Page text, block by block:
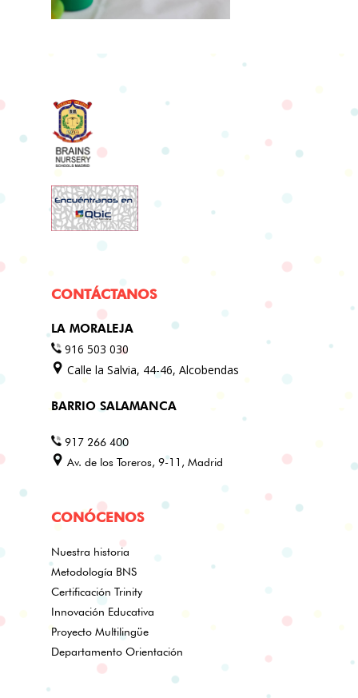
CONTÁCTANOS
LA MORALEJA
916 503 030
Calle la Salvia, 44-46, Alcobendas
BARRIO SALAMANCA
917 266 400
Av. de los Toreros, 9-11, Madrid
CONÓCENOS
Nuestra historia
Metodología BNS
Certificación Trinity
Innovación Educativa
Proyecto Multilingüe
Departamento Orientación